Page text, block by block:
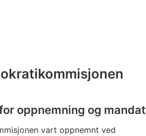
oppnemning og mandat
vart oppnemnt ved